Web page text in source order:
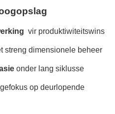
vir produktiwiteitswins
streng dimensionele beheer
onder lang siklusse
op deurlopende